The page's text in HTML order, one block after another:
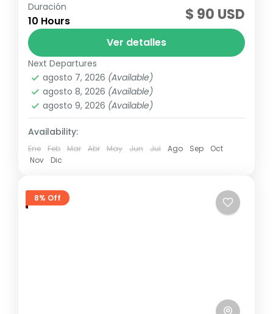
Isla Catalina es prácticamente playa
virgen con su belleza natural indescriptible.
Las aguas que rodean tienen sabor
caribeño, que es características para el
país. Comience...
Republica Dominicana
Duración
10 Hours $ 90 USD
Ver detalles
Next Departures
agosto 7, 2026 (Available)
agosto 8, 2026 (Available)
agosto 9, 2026 (Available)
Availability:
Ene Feb Mar Abr May Jun Jul Ago Sep
Oct
Nov
Dic
8% Off